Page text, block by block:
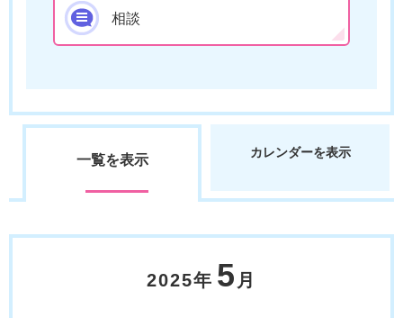
相談
一覧を表示 カレンダーを表示
2025年 5 月